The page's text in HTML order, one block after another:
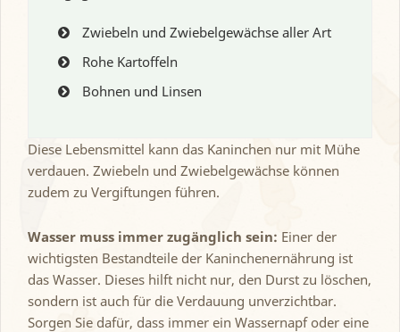
Zwiebeln und Zwiebelgewächse aller Art
Rohe Kartoffeln
Bohnen und Linsen
Diese Lebensmittel kann das Kaninchen nur mit Mühe
verdauen. Zwiebeln und Zwiebelgewächse können
zudem zu Vergiftungen führen.
Wasser muss immer zugänglich sein: Einer der
wichtigsten Bestandteile der Kaninchenernährung ist
das Wasser. Dieses hilft nicht nur, den Durst zu löschen,
sondern ist auch für die Verdauung unverzichtbar.
Sorgen Sie dafür, dass immer ein Wassernapf oder eine